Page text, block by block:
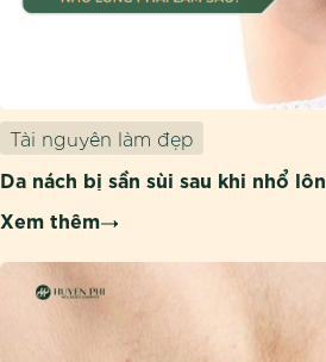
Tài nguyên làm đẹp
Da nách bị sần sùi sau khi nhổ
Xem thêm